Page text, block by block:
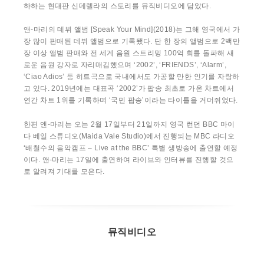
하하는 현대판 신데렐라의 스토리를 뮤직비디오에 담았다.
앤-마리의 데뷔 앨범 [Speak Your Mind](2018)는 그해 영국에서 가
장 많이 판매된 데뷔 앨범으로 기록됐다. 단 한 장의 앨범으로 2백만
장 이상 앨범 판매와 전 세계 음원 스트리밍 100억 회를 돌파해 새
로운 음원 강자로 자리매김했으며 ‘2002’, ‘FRIENDS’, ‘Alarm’,
‘Ciao Adios’ 등 히트곡으로 국내에서도 가공할 만한 인기를 자랑하
고 있다. 2019년에는 대표곡 ‘2002’가 팝송 최초로 가온 차트에서
연간 차트 1위를 기록하며 ‘국민 팝송’이라는 타이틀을 거머쥐었다.
한편 앤-마리는 오는 2월 17일부터 21일까지 영국 런던 BBC 마이
다 베일 스튜디오(Maida Vale Studio)에서 진행되는 MBC 라디오
‘배철수의 음악캠프 – Live at the BBC’ 특별 생방송에 출연할 예정
이다. 앤-마리는 17일에 출연하여 라이브와 인터뷰를 진행할 것으
로 알려져 기대를 모은다.
뮤직비디오